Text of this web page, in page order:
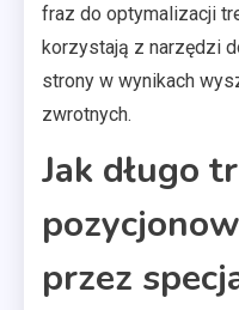
fraz do optymalizacji
korzystają z narzędzi
strony w wynikach
zwrotnych.
Jak długo
przez